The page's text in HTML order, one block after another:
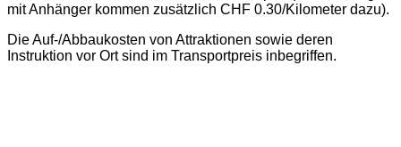
mit Anhänger kommen zusätzlich CHF 0.30/Kilometer dazu).
Die Auf-/Abbaukosten von Attraktionen sowie deren
Instruktion vor Ort sind im Transportpreis inbegriffen.